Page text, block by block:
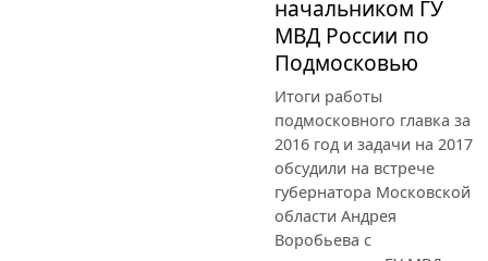
начальником ГУ
МВД России по
Подмосковью
Итоги работы
подмосковного главка за
2016 год и задачи на 2017
обсудили на встрече
губернатора Московской
области Андрея
Воробьева с